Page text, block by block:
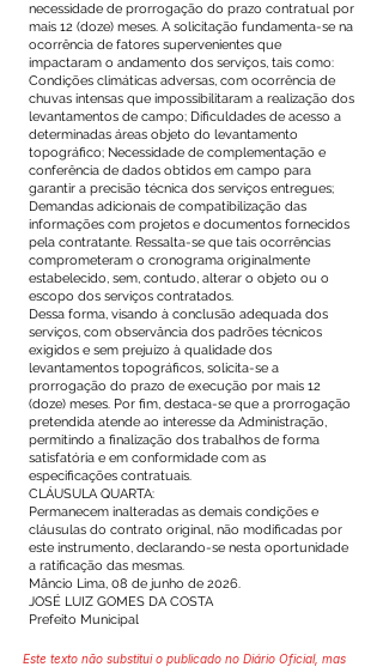
necessidade de prorrogação do prazo contratual por
mais 12 (doze) meses. A solicitação fundamenta-se na
ocorrência de fatores supervenientes que
impactaram o andamento dos serviços, tais como:
Condições climáticas adversas, com ocorrência de
chuvas intensas que impossibilitaram a realização dos
levantamentos de campo; Dificuldades de acesso a
determinadas áreas objeto do levantamento
topográfico; Necessidade de complementação e
conferência de dados obtidos em campo para
garantir a precisão técnica dos serviços entregues;
Demandas adicionais de compatibilização das
informações com projetos e documentos fornecidos
pela contratante. Ressalta-se que tais ocorrências
comprometeram o cronograma originalmente
estabelecido, sem, contudo, alterar o objeto ou o
escopo dos serviços contratados.
Dessa forma, visando à conclusão adequada dos
serviços, com observância dos padrões técnicos
exigidos e sem prejuízo à qualidade dos
levantamentos topográficos, solicita-se a
prorrogação do prazo de execução por mais 12
(doze) meses. Por fim, destaca-se que a prorrogação
pretendida atende ao interesse da Administração,
permitindo a finalização dos trabalhos de forma
satisfatória e em conformidade com as
especificações contratuais.
CLÁUSULA QUARTA:
Permanecem inalteradas as demais condições e
cláusulas do contrato original, não modificadas por
este instrumento, declarando-se nesta oportunidade
a ratificação das mesmas.
Mâncio Lima, 08 de junho de 2026.
JOSÉ LUIZ GOMES DA COSTA
Prefeito Municipal
Este texto não substitui o publicado no Diário Oficial, mas